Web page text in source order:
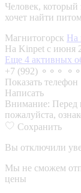
Человек,
хочет найти
Магнитогорск На
На Kinpet c июня
Еще 4 активных
+7 (992) ⚬⚬⚬
Показать телефон
Написать
Внимание: Перед
пожалуйста,
Сохранить
Вы отключили
Мы не сможем
цены